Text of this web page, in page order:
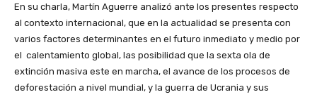
En su charla, Martín Aguerre analizó ante los presentes respecto
al contexto internacional, que en la actualidad se presenta con
varios factores determinantes en el futuro inmediato y medio por
el calentamiento global, las posibilidad que la sexta ola de
extinción masiva este en marcha, el avance de los procesos de
deforestación a nivel mundial, y la guerra de Ucrania y sus